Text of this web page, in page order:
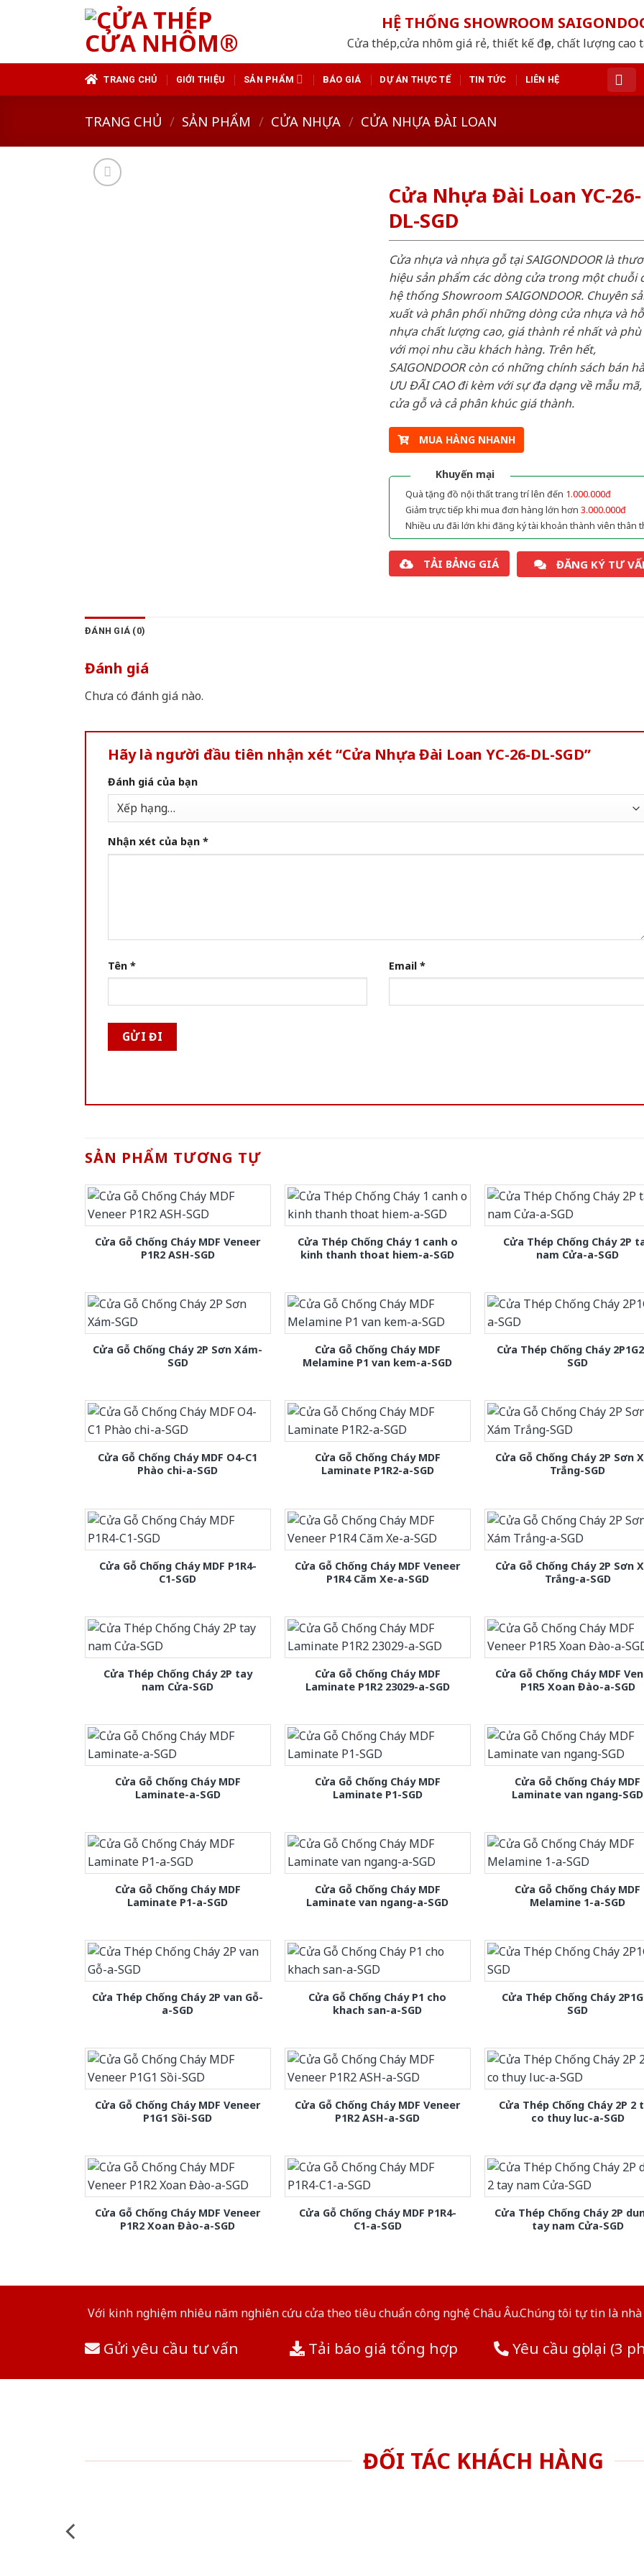
HỆ THỐNG SHOWROOM
Cửa thép,cửa nhôm giá rẻ, thiết kế đẹp, chất lượng cao
TRANG CHỦ GIỚI THIỆU SẢN PHẨM BÁO GIÁ DỰ ÁN THỰC TẾ TIN TỨC LIÊN HỆ
TRANG CHỦ / SẢN PHẨM / CỬA NHỰA / CỬA NHỰA ĐÀI LOAN
Cửa Nhựa Đài Loan YC-26-
DL-SGD
Cửa nhựa và nhựa gỗ tại SAIGONDOOR là
hiệu sản phẩm các dòng cửa trong một chuỗi
hệ thống Showroom SAIGONDOOR. Chuyên
xuất và phân phối những dòng cửa nhựa và
nhựa chất lượng cao, giá thành rẻ nhất và
với mọi nhu cầu khách hàng. Trên hết,
SAIGONDOOR còn có những chính sách bán
ƯU ĐÃI CAO đi kèm với sự đa dạng về mẫu
cửa gỗ và cả phân khúc giá thành.
MUA HÀNG NHANH
Khuyến mại
Quà tặng đồ nội thất trang trí lên đến 1.000.000đ
Giảm trực tiếp khi mua đơn hàng lớn hơn 3.000.000đ
Nhiều ưu đãi lớn khi đăng ký tài khoản thành viên thân
TẢI BẢNG GIÁ ĐĂNG KÝ TƯ
ĐÁNH GIÁ (0)
Đánh giá
Chưa có đánh giá nào.
Hãy là người đầu tiên nhận xét “Cửa Nhựa Đài Loan YC-26-DL-SGD”
Đánh giá của bạn
Nhận xét của bạn *
Tên * Email *
SẢN PHẨM TƯƠNG TỰ
Cửa Gỗ Chống Cháy MDF Veneer
P1R2 ASH-SGD
Cửa Thép Chống Cháy 1 canh o
kinh thanh thoat hiem-a-SGD
Cửa Thép Chống Cháy 2P
nam Cửa-a-SGD
Cửa Gỗ Chống Cháy 2P Sơn Xám-
SGD
Cửa Gỗ Chống Cháy MDF
Melamine P1 van kem-a-SGD
Cửa Thép Chống Cháy
SGD
Cửa Gỗ Chống Cháy MDF O4-C1
Phào chi-a-SGD
Cửa Gỗ Chống Cháy MDF
Laminate P1R2-a-SGD
Cửa Gỗ Chống Cháy 2P Sơn
Trắng-SGD
Cửa Gỗ Chống Cháy MDF P1R4-
C1-SGD
Cửa Gỗ Chống Cháy MDF Veneer
P1R4 Căm Xe-a-SGD
Cửa Gỗ Chống Cháy 2P Sơn
Trắng-a-SGD
Cửa Thép Chống Cháy 2P tay
nam Cửa-SGD
Cửa Gỗ Chống Cháy MDF
Laminate P1R2 23029-a-SGD
Cửa Gỗ Chống Cháy MDF
P1R5 Xoan Đào-a-SGD
Cửa Gỗ Chống Cháy MDF
Laminate-a-SGD
Cửa Gỗ Chống Cháy MDF
Laminate P1-SGD
Cửa Gỗ Chống Cháy MDF
Laminate van ngang-SGD
Cửa Gỗ Chống Cháy MDF
Laminate P1-a-SGD
Cửa Gỗ Chống Cháy MDF
Laminate van ngang-a-SGD
Cửa Gỗ Chống Cháy MDF
Melamine 1-a-SGD
Cửa Thép Chống Cháy 2P van Gỗ-
a-SGD
Cửa Gỗ Chống Cháy P1 cho
khach san-a-SGD
Cửa Thép Chống Cháy
SGD
Cửa Gỗ Chống Cháy MDF Veneer
P1G1 Sồi-SGD
Cửa Gỗ Chống Cháy MDF Veneer
P1R2 ASH-a-SGD
Cửa Thép Chống Cháy 2P 2
co thuy luc-a-SGD
Cửa Gỗ Chống Cháy MDF Veneer
P1R2 Xoan Đào-a-SGD
Cửa Gỗ Chống Cháy MDF P1R4-
C1-a-SGD
Cửa Thép Chống Cháy 2P
tay nam Cửa-SGD
Với kinh nghiệm nhiêu năm nghiên cứu cửa theo tiêu chuẩn công nghệ Châu Âu.Chúng tôi tự tin là
Gửi yêu cầu tư vấn Tải báo giá tổng hợp Yêu cầu gọi lại (3
ĐỐI TÁC KHÁCH HÀNG